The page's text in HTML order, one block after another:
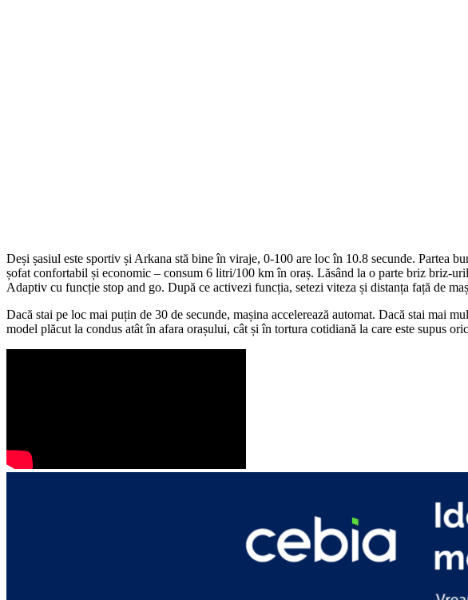
Deși șasiul este sportiv și Arkana stă bine în viraje, 0-100 are loc în 10.8 secunde. Partea
șofat confortabil și economic – consum 6 litri/100 km în oraș. Lăsând la o parte briz briz-
Adaptiv cu funcție stop and go. După ce activezi funcția, setezi viteza și distanța față de
Dacă stai pe loc mai puțin de 30 de secunde, mașina accelerează automat. Dacă stai mai
model plăcut la condus atât în afara orașului, cât și în tortura cotidiană la care este supus